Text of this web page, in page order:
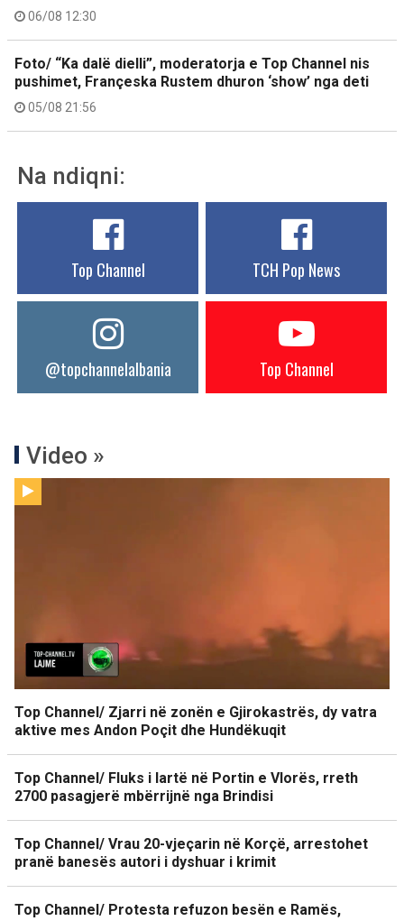
06/08 12:30
Foto/ “Ka dalë dielli”, moderatorja e Top Channel nis
pushimet, Françeska Rustem dhuron ‘show’ nga deti
05/08 21:56
Na ndiqni:
Top Channel TCH Pop News
@topchannelalbania Top Channel
Video »
Top Channel/ Zjarri në zonën e Gjirokastrës, dy vatra
aktive mes Andon Poçit dhe Hundëkuqit
Top Channel/ Fluks i lartë në Portin e Vlorës, rreth
2700 pasagjerë mbërrijnë nga Brindisi
Top Channel/ Vrau 20-vjeçarin në Korçë, arrestohet
pranë banesës autori i dyshuar i krimit
Top Channel/ Protesta refuzon besën e Ramës,